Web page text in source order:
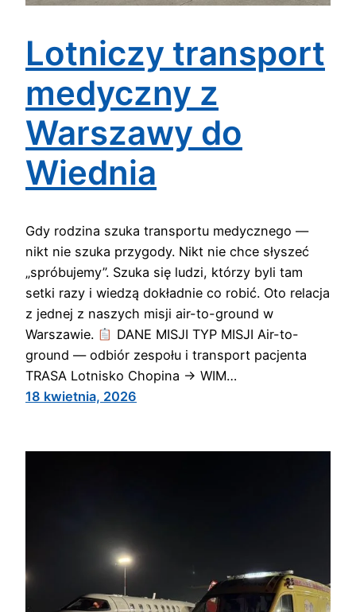
Lotniczy transport
medyczny z
Warszawy do
Wiednia
Gdy rodzina szuka transportu medycznego —
nikt nie szuka przygody. Nikt nie chce słyszeć
„spróbujemy”. Szuka się ludzi, którzy byli tam
setki razy i wiedzą dokładnie co robić. Oto relacja
z jednej z naszych misji air-to-ground w
Warszawie.
DANE MISJI TYP MISJI Air-to-
ground — odbiór zespołu i transport pacjenta
TRASA Lotnisko Chopina → WIM…
18 kwietnia, 2026